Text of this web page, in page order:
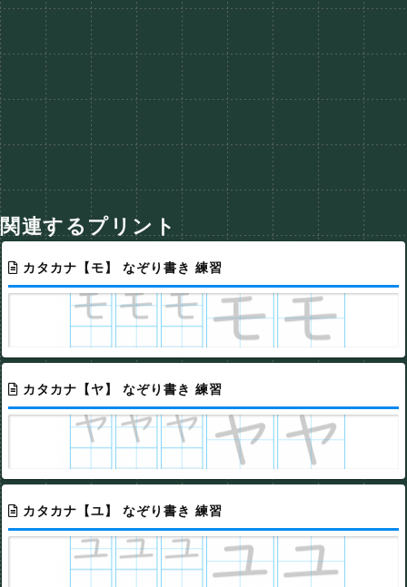
関連するプリント
カタカナ【モ】 なぞり書き 練習
カタカナ【ヤ】 なぞり書き 練習
カタカナ【ユ】 なぞり書き 練習